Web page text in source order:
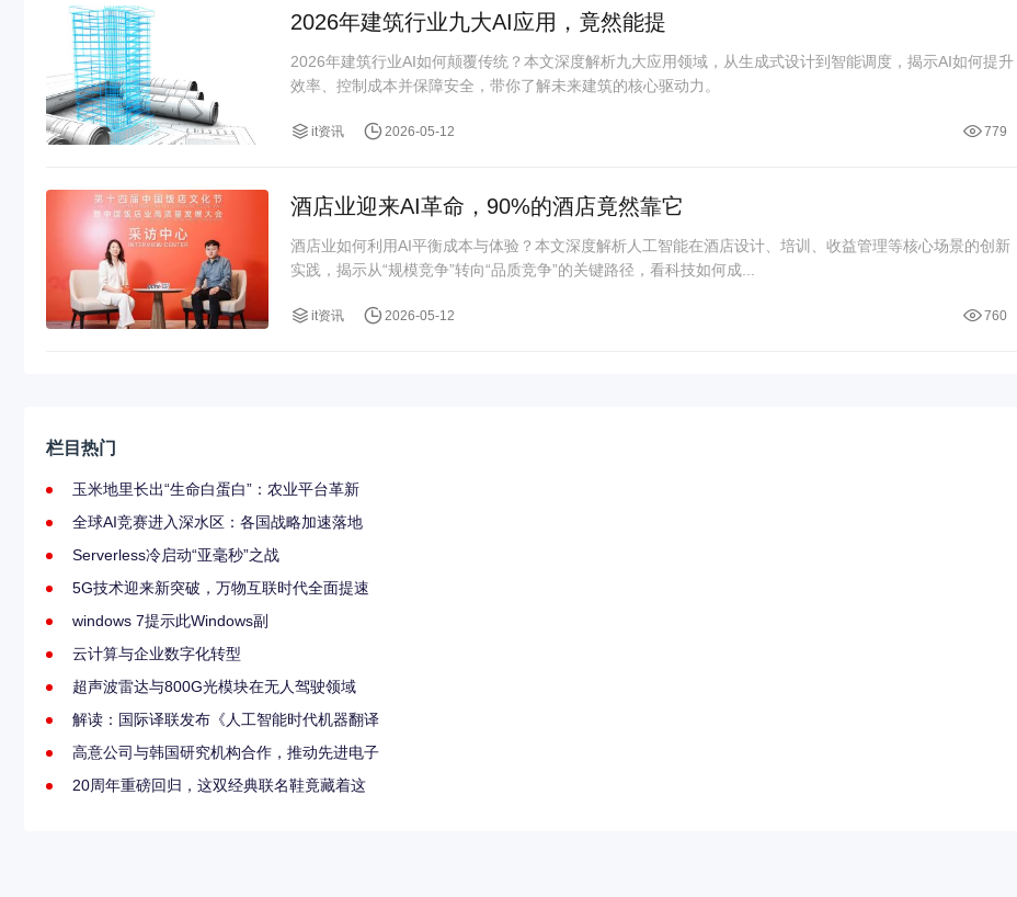
2026年建筑行业九大AI应用，竟然能提
2026年建筑行业AI如何颠覆传统？本文深度解析九大应用领域，从生成式设计到智能调度，揭示AI如何提升
效率、控制成本并保障安全，带你了解未来建筑的核心驱动力。
it资讯 2026-05-12 779
酒店业迎来AI革命，90%的酒店竟然靠它
酒店业如何利用AI平衡成本与体验？本文深度解析人工智能在酒店设计、培训、收益管理等核心场景的创新
实践，揭示从“规模竞争”转向“品质竞争”的关键路径，看科技如何成...
it资讯 2026-05-12 760
栏目热门
玉米地里长出“生命白蛋白”：农业平台革新
全球AI竞赛进入深水区：各国战略加速落地
Serverless冷启动“亚毫秒”之战
5G技术迎来新突破，万物互联时代全面提速
windows 7提示此Windows副
云计算与企业数字化转型
超声波雷达与800G光模块在无人驾驶领域
解读：国际译联发布《人工智能时代机器翻译
高意公司与韩国研究机构合作，推动先进电子
20周年重磅回归，这双经典联名鞋竟藏着这